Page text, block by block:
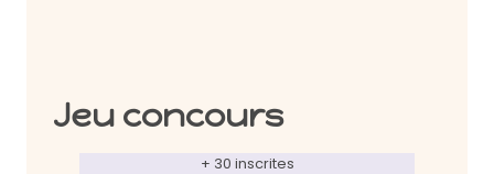
Jeu concours
+ 30 inscrites